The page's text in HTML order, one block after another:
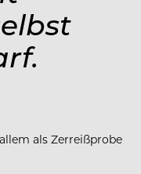
als Zerreißprobe